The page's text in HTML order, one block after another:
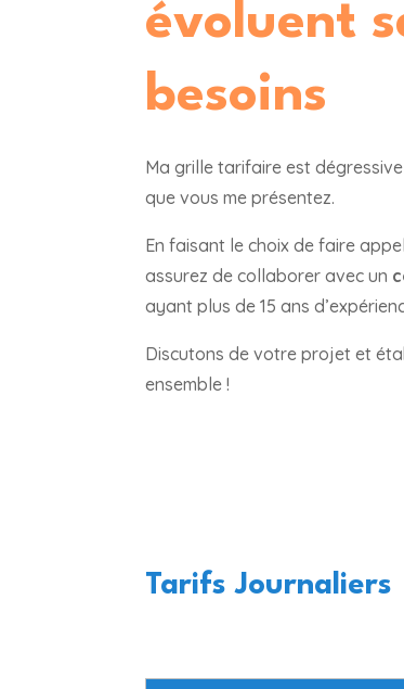
évoluent
besoins
Ma grille tarifaire est
que vous me présentez.
En faisant le choix de faire
assurez de collaborer avec un
ayant plus de 15 ans
Discutons de votre projet et
ensemble !
Tarifs Journaliers